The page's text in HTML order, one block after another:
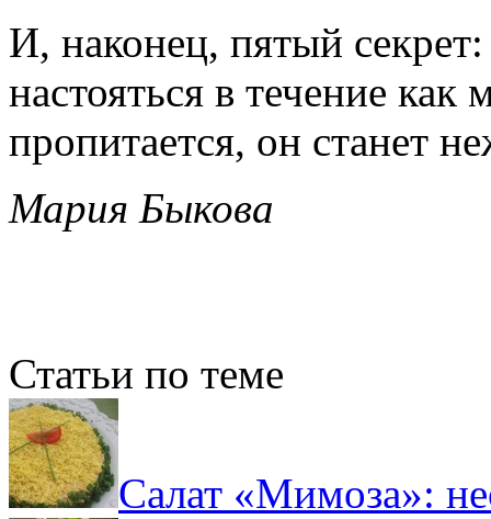
И, наконец, пятый
настояться в течение
пропитается, он станет
Мария Быкова
Статьи по теме
Салат «Мимоза»: